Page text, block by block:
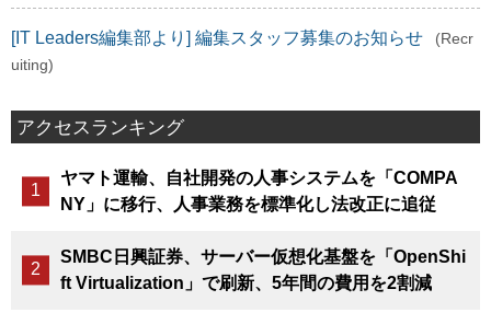
[IT Leaders編集部より] 編集スタッフ募集のお知らせ
(Recr
uiting)
アクセスランキング
ヤマト運輸、自社開発の人事システムを「COMPA
NY」に移行、人事業務を標準化し法改正に追従
SMBC日興証券、サーバー仮想化基盤を「OpenShi
ft Virtualization」で刷新、5年間の費用を2割減